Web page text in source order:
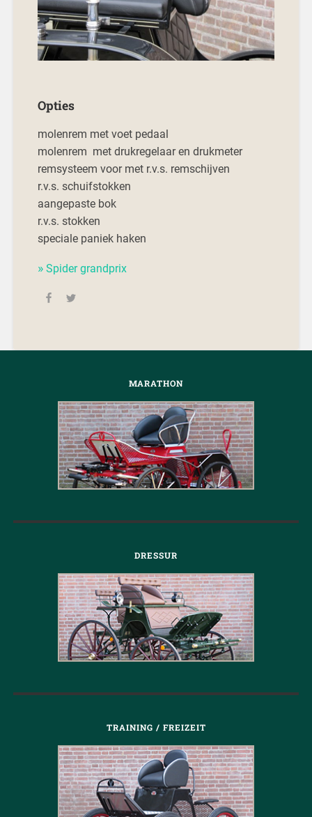
Opties
molenrem met voet pedaal
molenrem met drukregelaar en drukmeter
remsysteem voor met r.v.s. remschijven
r.v.s. schuifstokken
aangepaste bok
r.v.s. stokken
speciale paniek haken
Spider grandprix
MARATHON
DRESSUR
TRAINING / FREIZEIT